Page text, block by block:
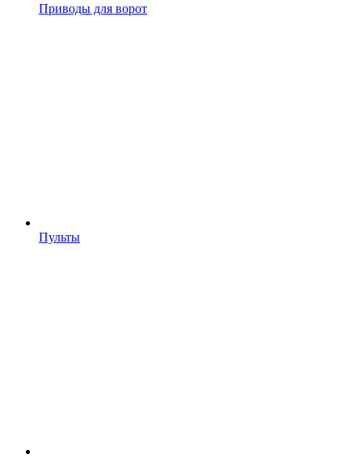
Приводы для ворот
Пульты